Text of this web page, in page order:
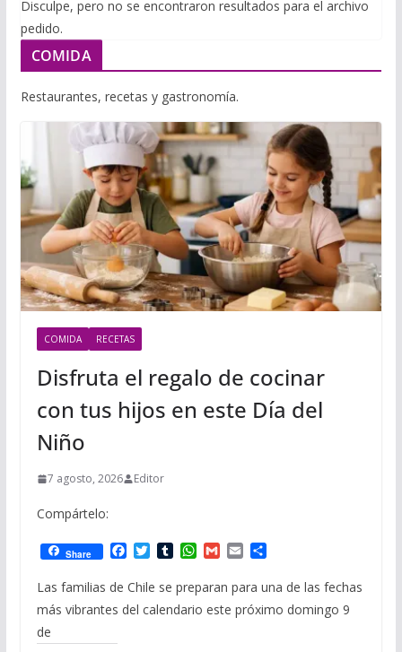
Disculpe, pero no se encontraron resultados para el archivo
pedido.
COMIDA
Restaurantes, recetas y gastronomía.
COMIDA RECETAS
Disfruta el regalo de cocinar
con tus hijos en este Día del
Niño
7 agosto, 2026 Editor
Compártelo:
Share
F
c
b
T
i
t
T
m
b
l
W
a
t
s
G
a
l
E
a
l
C
m
a
Las familias de Chile se preparan para una de las fechas
más vibrantes del calendario este próximo domingo 9
de
m
a
t
i